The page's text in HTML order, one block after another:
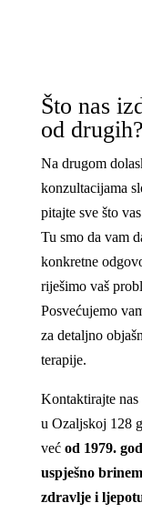
Što nas
od drugih?
Na drugom
konzultacijama
pitajte sve što
Tu smo da vam
konkretne
riješimo vaš
Posvećujemo
za detaljno
terapije.
Kontaktirajte nas
u Ozaljskoj 128
već od 1979.
uspješno
zdravlje i